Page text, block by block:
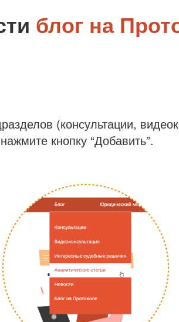
блог на
(консультации,
кнопку “Добавить”.